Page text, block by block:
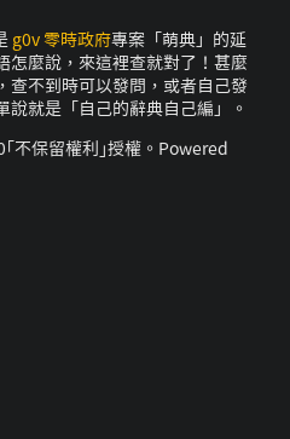
g0v 零時政府專案「萌典」的延
怎麼說，來這裡查就對了！甚麼
查不到時可以發問，或者自己發
說就是「自己的辭典自己編」。
不保留權利｣授權。Powered